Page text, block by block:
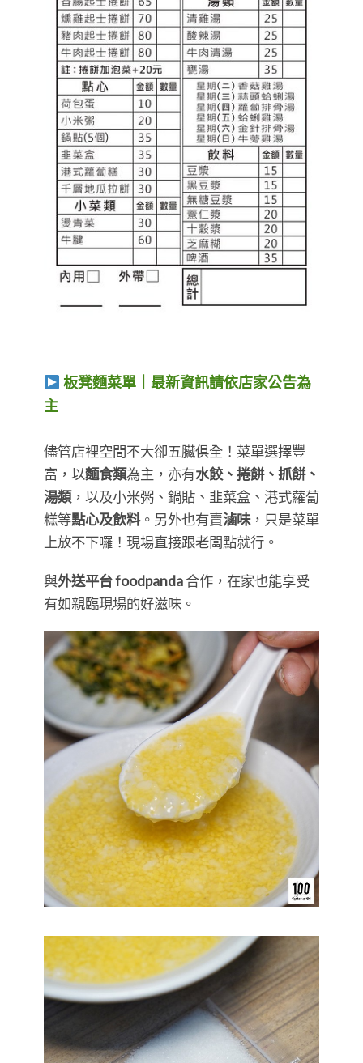
板凳麵菜單｜最新資訊請依店家公告為
主
儘管店裡空間不大卻五臟俱全！菜單選擇豐
富，以麵食類為主，亦有水餃、捲餅、抓餅、
湯類，以及小米粥、鍋貼、韭菜盒、港式蘿蔔
糕等點心及飲料。另外也有賣滷味，只是菜單
上放不下囉！現場直接跟老闆點就行。
與外送平台 foodpanda合作，在家也能享受
有如親臨現場的好滋味。